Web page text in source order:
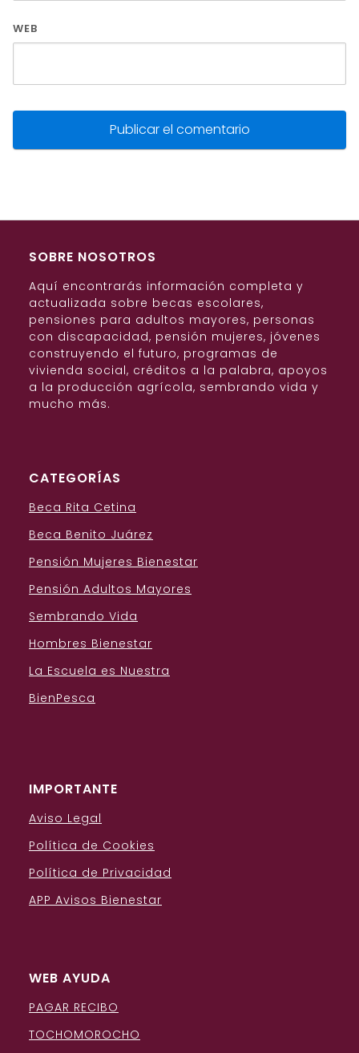
WEB
SOBRE NOSOTROS
Aquí encontrarás información completa y
actualizada sobre becas escolares,
pensiones para adultos mayores, personas
con discapacidad, pensión mujeres, jóvenes
construyendo el futuro, programas de
vivienda social, créditos a la palabra, apoyos
a la producción agrícola, sembrando vida y
mucho más.
CATEGORÍAS
Beca Rita Cetina
Beca Benito Juárez
Pensión Mujeres Bienestar
Pensión Adultos Mayores
Sembrando Vida
Hombres Bienestar
La Escuela es Nuestra
BienPesca
IMPORTANTE
Aviso Legal
Política de Cookies
Política de Privacidad
APP Avisos Bienestar
WEB AYUDA
PAGAR RECIBO
TOCHOMOROCHO